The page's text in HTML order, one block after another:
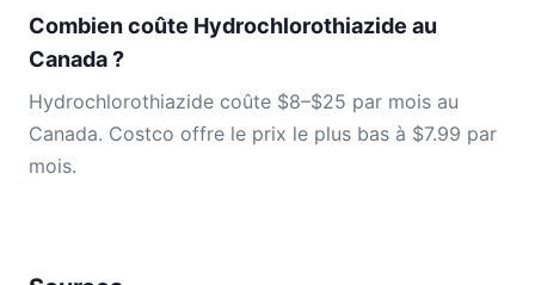
Combien coûte Hydrochlorothiazide au
Canada ?
Hydrochlorothiazide coûte $8–$25 par mois au
Canada. Costco offre le prix le plus bas à $7.99 par
mois.